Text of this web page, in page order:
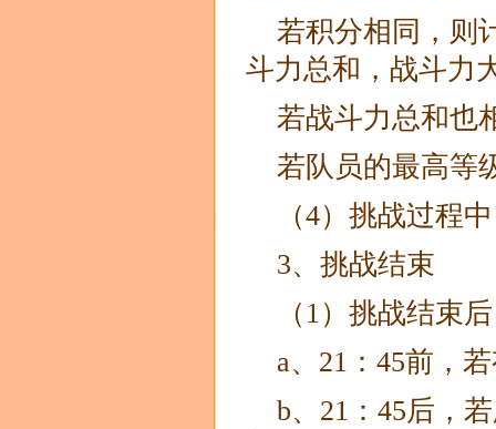
若积分相同，则
斗力总和，战斗力
若战斗力总和也
若队员的最高等
（4）挑战过程
3、挑战结束
（1）挑战结束
a、21：45前，
b、21：45后，